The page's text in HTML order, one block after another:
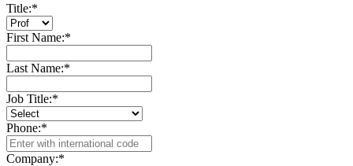
Title:*
First Name:*
Last Name:*
Job Title:*
Phone:*
Company:*